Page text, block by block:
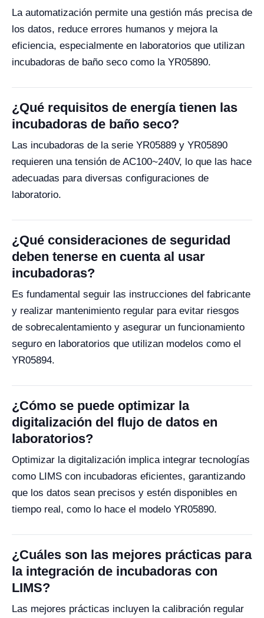
La automatización permite una gestión más precisa de
los datos, reduce errores humanos y mejora la
eficiencia, especialmente en laboratorios que utilizan
incubadoras de baño seco como la YR05890.
¿Qué requisitos de energía tienen las
incubadoras de baño seco?
Las incubadoras de la serie YR05889 y YR05890
requieren una tensión de AC100~240V, lo que las hace
adecuadas para diversas configuraciones de
laboratorio.
¿Qué consideraciones de seguridad
deben tenerse en cuenta al usar
incubadoras?
Es fundamental seguir las instrucciones del fabricante
y realizar mantenimiento regular para evitar riesgos
de sobrecalentamiento y asegurar un funcionamiento
seguro en laboratorios que utilizan modelos como el
YR05894.
¿Cómo se puede optimizar la
digitalización del flujo de datos en
laboratorios?
Optimizar la digitalización implica integrar tecnologías
como LIMS con incubadoras eficientes, garantizando
que los datos sean precisos y estén disponibles en
tiempo real, como lo hace el modelo YR05890.
¿Cuáles son las mejores prácticas para
la integración de incubadoras con
LIMS?
Las mejores prácticas incluyen la calibración regular